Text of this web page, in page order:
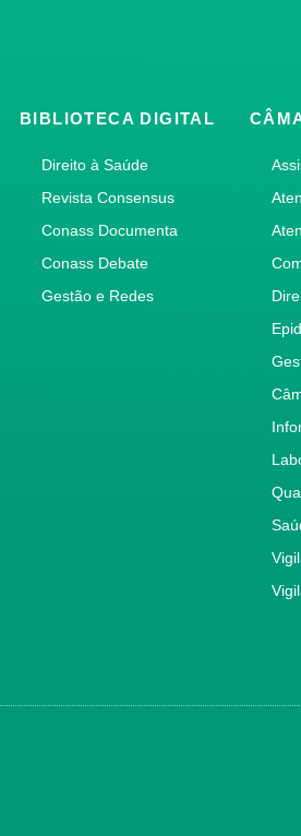
BIBLIOTECA DIGITAL
Direito à Saúde
Revista Consensus
Conass Documenta
Conass Debate
Gestão e Redes